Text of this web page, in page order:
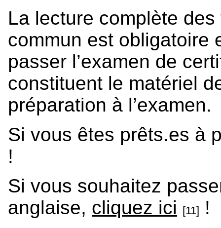
La lecture complète
commun est obligatoire
passer l’examen de
constituent le matériel
préparation à l’examen.
Si vous êtes prêts.es à
!
Si vous souhaitez
anglaise, cliquez ici [11] !